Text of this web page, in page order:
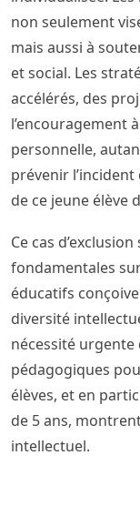
non seulement
mais aussi à
et social. Les
accélérés, des
l’encouragement
personnelle,
prévenir
de ce jeune élève
Ce cas
fondamentales
éducatifs
diversité
nécessité urgente
pédagogiques
élèves, et en
de 5 ans,
intellectuel.